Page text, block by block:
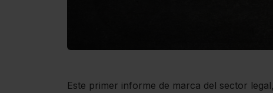
Este primer informe de marca del sector